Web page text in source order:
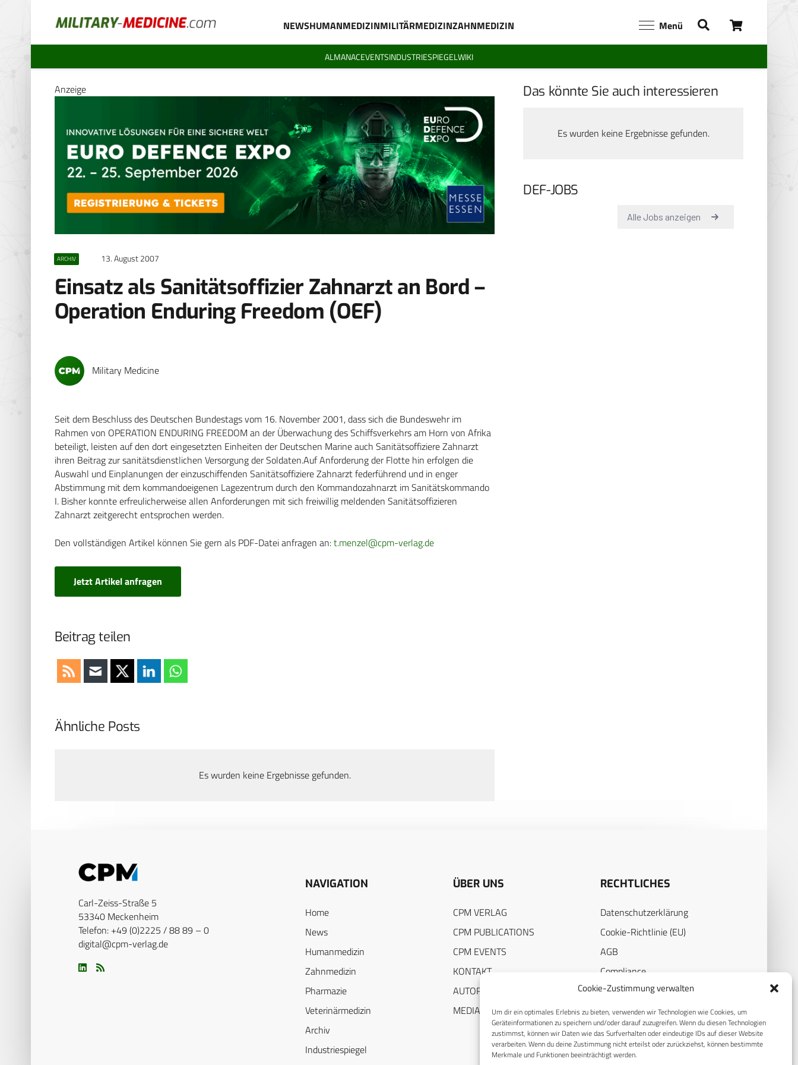
Cookie-Zustimmung verwalten
Um dir ein optimales Erlebnis zu bieten, verwenden wir Technologien wie Cookies, um
Geräteinformationen zu speichern und/oder darauf zuzugreifen. Wenn du diesen Technologien
zustimmst, können wir Daten wie das Surfverhalten oder eindeutige IDs auf dieser Website
verarbeiten. Wenn du deine Zustimmung nicht erteilst oder zurückziehst, können bestimmte
Merkmale und Funktionen beeinträchtigt werden.
NEWSHUMANMEDIZINMILITÄRMEDIZINZAHNMEDIZIN Menü
ALMANACEVENTSINDUSTRIESPIEGELWIKI
Anzeige
ARCHIV 13. August 2007
Einsatz als Sanitätsoffizier Zahnarzt an Bord –
Operation Enduring Freedom (OEF)
Military Medicine
Seit dem Beschluss des Deutschen Bundestags vom 16. November 2001, dass sich die Bundeswehr im
Rahmen von OPERATION ENDURING FREEDOM an der Überwachung des Schiffsverkehrs am Horn von Afrika
beteiligt, leisten auf den dort eingesetzten Einheiten der Deutschen Marine auch Sanitätsoffiziere Zahnarzt
ihren Beitrag zur sanitätsdienstlichen Versorgung der Soldaten.Auf Anforderung der Flotte hin erfolgen die
Auswahl und Einplanungen der einzuschiffenden Sanitätsoffiziere Zahnarzt federführend und in enger
Abstimmung mit dem kommandoeigenen Lagezentrum durch den Kommandozahnarzt im Sanitätskommando
I. Bisher konnte erfreulicherweise allen Anforderungen mit sich freiwillig meldenden Sanitätsoffizieren
Zahnarzt zeitgerecht entsprochen werden.
Den vollständigen Artikel können Sie gern als PDF-Datei anfragen an:t.menzel@cpm-verlag.de
Jetzt Artikel anfragen
Beitrag teilen
Das könnte Sie auch interessieren
Es wurden keine Ergebnisse gefunden.
DEF-JOBS
Ähnliche Posts
Es wurden keine Ergebnisse gefunden.
Carl-Zeiss-Straße 5
53340 Meckenheim
Telefon: +49 (0)2225 / 88 89 – 0
digital@cpm-verlag.de
NAVIGATION
Home
News
Humanmedizin
Zahnmedizin
Pharmazie
Veterinärmedizin
Archiv
Industriespiegel
ÜBER UNS
CPM VERLAG
CPM PUBLICATIONS
CPM EVENTS
KONTAKT
AUTORENHINWEISE
MEDIADATEN
RECHTLICHES
Datenschutzerklärung
Cookie-Richtlinie (EU)
AGB
Compliance
Impressum